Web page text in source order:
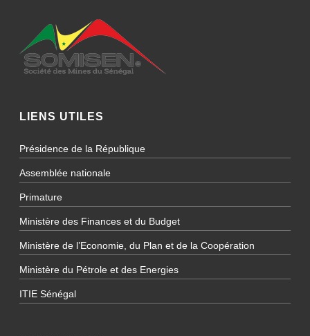
LIENS UTILES
Présidence de la République
Assemblée nationale
Primature
Ministère des Finances et du Budget
Ministère de l’Economie, du Plan et de la Coopération
Ministère du Pétrole et des Energies
ITIE Sénégal